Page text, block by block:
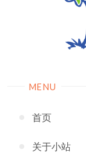
MENU
首页
关于小站